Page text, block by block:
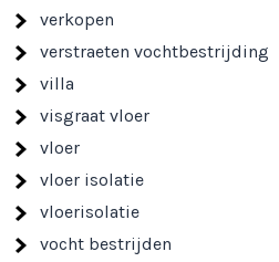
verkopen
verstraeten vochtbestrijding
villa
visgraat vloer
vloer
vloer isolatie
vloerisolatie
vocht bestrijden